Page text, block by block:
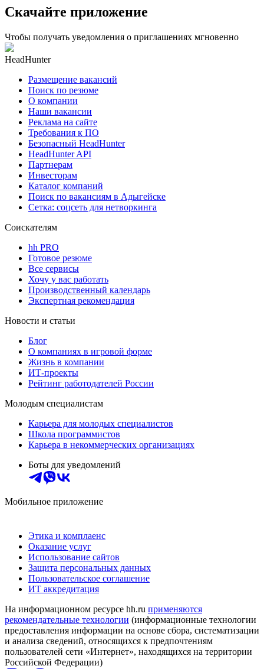
Скачайте приложение
Чтобы получать уведомления о приглашениях мгновенно
HeadHunter
Размещение вакансий
Поиск по резюме
О компании
Наши вакансии
Реклама на сайте
Требования к ПО
Безопасный HeadHunter
HeadHunter API
Партнерам
Инвесторам
Каталог компаний
Поиск по вакансиям в Адыгейске
Сетка: соцсеть для нетворкинга
Соискателям
hh PRO
Готовое резюме
Все сервисы
Хочу у вас работать
Производственный календарь
Экспертная рекомендация
Новости и статьи
Блог
О компаниях в игровой форме
Жизнь в компании
ИТ-проекты
Рейтинг работодателей России
Молодым специалистам
Карьера для молодых специалистов
Школа программистов
Карьера в некоммерческих организациях
Боты для уведомлений
Мобильное приложение
Этика и комплаенс
Оказание услуг
Использование сайтов
Защита персональных данных
Пользовательское соглашение
ИТ аккредитация
На информационном ресурсе hh.ru применяются
рекомендательные технологии (информационные технологии
предоставления информации на основе сбора, систематизации
и анализа сведений, относящихся к предпочтениям
пользователей сети «Интернет», находящихся на территории
Российской Федерации)